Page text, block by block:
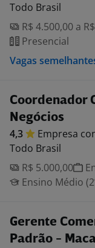
Todo Brasil
R$ 4.500,00 a
Presencial
Vagas
Coordenador
Negócios
4,3 Empresa
Todo Brasil
R$ 5.000,00
Ensino Médio
Gerente
Padrão -